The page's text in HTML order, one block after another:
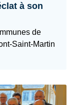
à son
de
Saint-Martin